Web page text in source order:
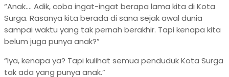
“Anak…. Adik, coba ingat-ingat berapa lama kita di Kota
Surga. Rasanya kita berada di sana sejak awal dunia
sampai waktu yang tak pernah berakhir. Tapi kenapa kita
belum juga punya anak?”
“Iya, kenapa ya? Tapi kulihat semua penduduk Kota Surga
tak ada yang punya anak.”